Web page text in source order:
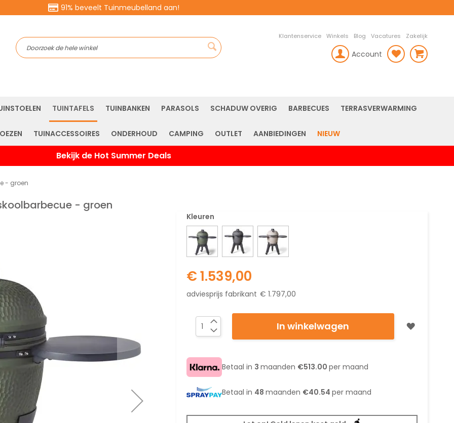
91% beveelt Tuinmeubelland aan!
Search
Klantenservice Winkels Blog Vacatures Zakelijk
Account
TUINTAFELS TUINBANKEN PARASOLS SCHADUW OVERIG BARBECUES TERRASVERWARMING
TUINACCESSOIRES ONDERHOUD CAMPING OUTLET AANBIEDINGEN NIEUW
Bekijk de Hot Summer Deals
- groen
- groen
Kleuren
€ 1.539,00
adviesprijs fabrikant € 1.797,00
In winkelwagen
Betaal in 3 maanden €513.00 per maand
Betaal in 48 maanden €40.54 per maand